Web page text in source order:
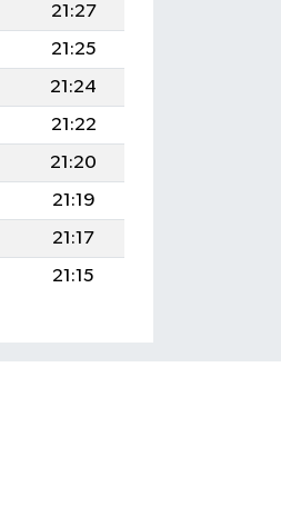
21:27
21:25
21:24
21:22
21:20
21:19
21:17
21:15